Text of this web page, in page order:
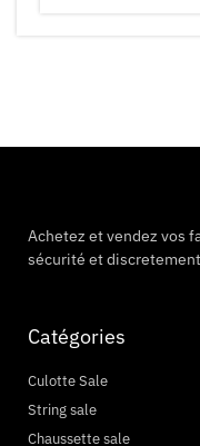
Achetez et vendez vos
sécurité et
Catégories
Culotte Sale
String sale
Chaussette sale